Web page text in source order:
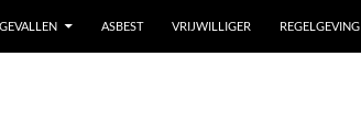
ASBEST VRIJWILLIGER REGELGEVING